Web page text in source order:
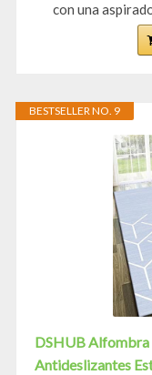
con una
BESTSELLER NO. 9
DSHUB
Antideslizantes